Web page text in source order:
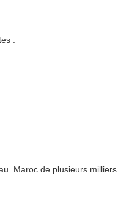
:
Maroc de plusieurs milliers